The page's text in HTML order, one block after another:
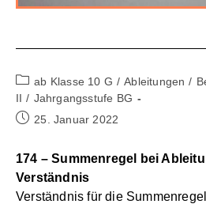
Beitrags-
Kategorie:
ab Klasse 10 G / Ableitungen /
II / Jahrgangsstufe BG
Beitrag25. Januar 2022
174 – Summenregel bei
Verständnis
Verständnis für die